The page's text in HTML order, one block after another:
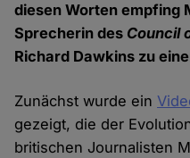
diesen Worten empfing
Sprecherin des Council
Richard Dawkins zu
Zunächst wurde ein
gezeigt, die der
britischen Journalisten